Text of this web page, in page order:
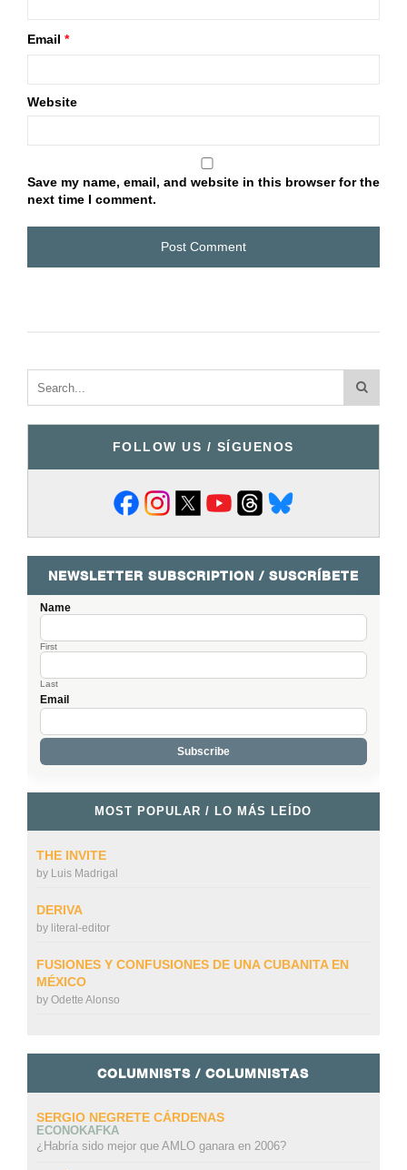
Email *
Website
Save my name, email, and website in this browser for the
next time I comment.
FOLLOW US / SÍGUENOS
NEWSLETTER SUBSCRIPTION / SUSCRÍBETE
Name
First
Last
Email
MOST POPULAR / LO MÁS LEÍDO
THE INVITE
by Luis Madrigal
DERIVA
by literal-editor
FUSIONES Y CONFUSIONES DE UNA CUBANITA EN
MÉXICO
by Odette Alonso
COLUMNISTS / COLUMNISTAS
SERGIO NEGRETE CÁRDENAS
ECONOKAFKA
¿Habría sido mejor que AMLO ganara en 2006?